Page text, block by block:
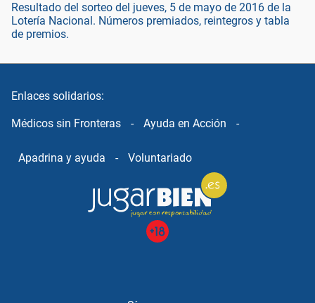
Resultado del sorteo del jueves, 5 de mayo de 2016 de la
Lotería Nacional. Números premiados, reintegros y tabla
de premios.
Enlaces solidarios:
Médicos sin Fronteras - Ayuda en Acción -
Apadrina y ayuda - Voluntariado